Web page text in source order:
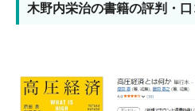
木野内栄治の書籍の評判・口